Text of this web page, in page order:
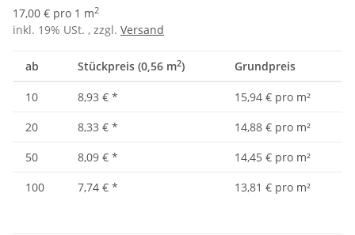
17,00 € pro 1 m2
inkl. 19% USt. , zzgl. Versand
ab Stückpreis (0,56 m2) Grundpreis
10 8,93 € *
15,94 € pro m²
20
8,33 € *
14,88 € pro m²
50
8,09 € *
14,45 € pro m²
100
7,74 € * 13,81 € pro m²